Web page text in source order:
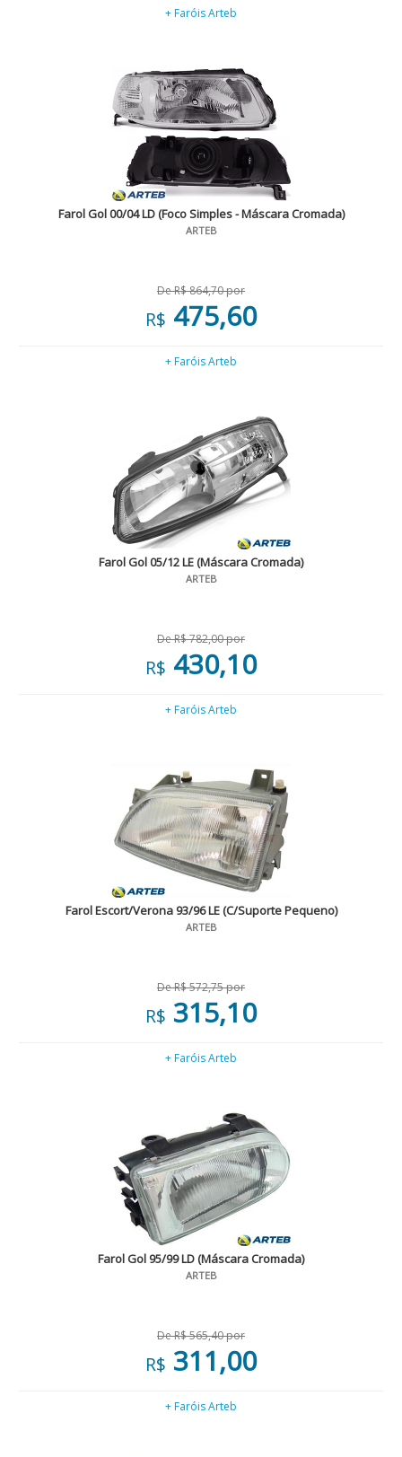
+ Faróis Arteb
Farol Gol 00/04 LD (Foco Simples - Máscara Cromada)
ARTEB
De R$ 864,70 por
R$ 475,60
+ Faróis Arteb
Farol Gol 05/12 LE (Máscara Cromada)
ARTEB
De R$ 782,00 por
R$ 430,10
+ Faróis Arteb
Farol Escort/Verona 93/96 LE (C/Suporte Pequeno)
ARTEB
De R$ 572,75 por
R$ 315,10
+ Faróis Arteb
Farol Gol 95/99 LD (Máscara Cromada)
ARTEB
De R$ 565,40 por
R$ 311,00
+ Faróis Arteb